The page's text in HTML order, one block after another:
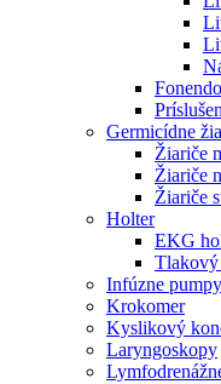
Germicídne
Žiariče
Žiariče
Žiariče
Holter
EKG
Tlakový
Infúzne pumpy
Krokomer
Kyslikový
Laryngoskopy